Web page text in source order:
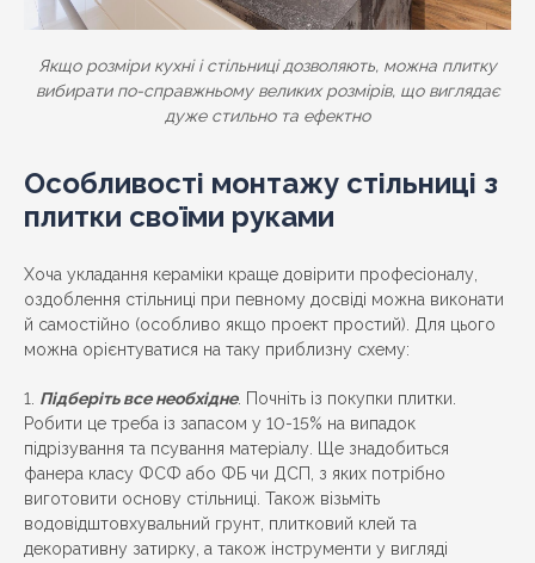
Якщо розміри кухні і стільниці дозволяють, можна плитку
вибирати по-справжньому великих розмірів, що виглядає
дуже стильно та ефектно
Особливості монтажу стільниці з
плитки своїми руками
Хоча укладання кераміки краще довірити професіоналу,
оздоблення стільниці при певному досвіді можна виконати
й самостійно (особливо якщо проект простий). Для цього
можна орієнтуватися на таку приблизну схему:
Підберіть все необхідне. Почніть із покупки плитки.
Робити це треба із запасом у 10-15% на випадок
підрізування та псування матеріалу. Ще знадобиться
фанера класу ФСФ або ФБ чи ДСП, з яких потрібно
виготовити основу стільниці. Також візьміть
водовідштовхувальний грунт, плитковий клей та
декоративну затирку, а також інструменти у вигляді